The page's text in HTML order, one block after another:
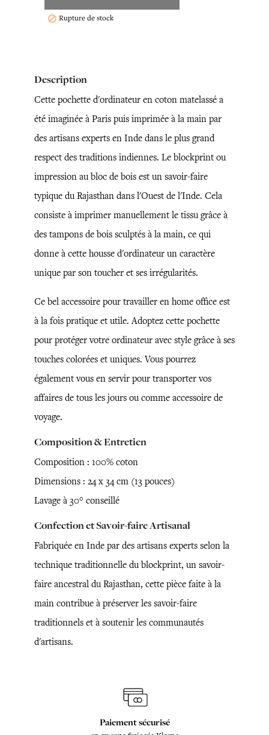
 Rupture de stock
Description
Cette pochette d'ordinateur en coton matelassé a
été imaginée à Paris puis imprimée à la main par
des artisans experts en Inde dans le plus grand
respect des traditions indiennes. Le blockprint ou
impression au bloc de bois est un savoir-faire
typique du Rajasthan dans l'Ouest de l'Inde. Cela
consiste à imprimer manuellement le tissu grâce à
des tampons de bois sculptés à la main, ce qui
donne à cette housse d'ordinateur un caractère
unique par son toucher et ses irrégularités.
Ce bel accessoire pour travailler en home office est
à la fois pratique et utile. Adoptez cette pochette
pour protéger votre ordinateur avec style grâce à ses
touches colorées et uniques. Vous pourrez
également vous en servir pour transporter vos
affaires de tous les jours ou comme accessoire de
voyage.
Composition & Entretien
Composition : 100% coton
Dimensions : 24 x 34 cm (13 pouces)
Lavage à 30° conseillé
Confection et Savoir-faire Artisanal
Fabriquée en Inde par des artisans experts selon la
technique traditionnelle du blockprint, un savoir-
faire ancestral du Rajasthan, cette pièce faite à la
main contribue à préserver les savoir-faire
traditionnels et à soutenir les communautés
d'artisans.
Paiement sécurisé